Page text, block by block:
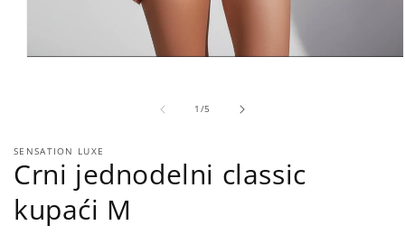
1 /of
5
SENSATION LUXE
Crni jednodelni classic
kupaći M